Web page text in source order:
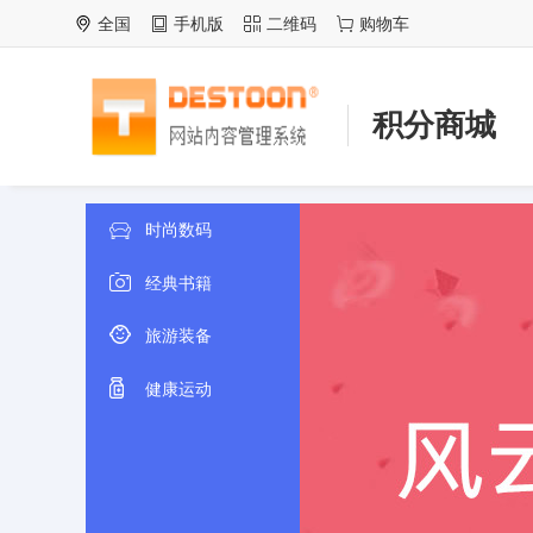
全国 手机版 二维码 购物车
积分商城
时尚数码
经典书籍
旅游装备
健康运动